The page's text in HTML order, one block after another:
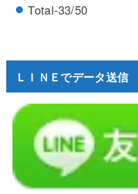
Total-33/50
ＬＩＮＥでデータ送信